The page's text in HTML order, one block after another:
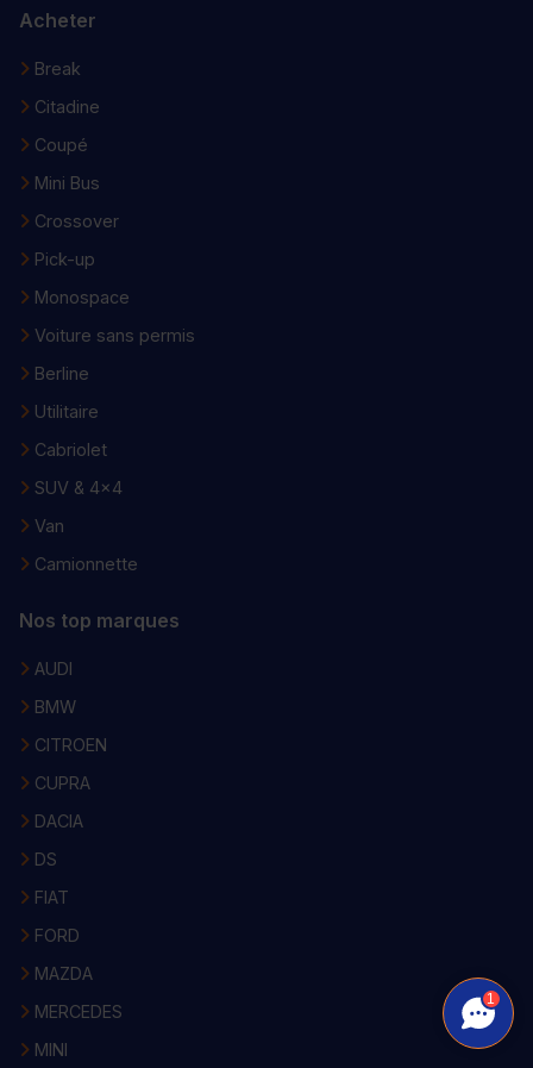
Acheter
Break
Citadine
Coupé
Mini Bus
Crossover
Pick-up
Monospace
Voiture sans permis
Berline
Utilitaire
Cabriolet
SUV & 4x4
Van
Camionnette
Nos top marques
AUDI
BMW
CITROEN
CUPRA
DACIA
DS
FIAT
FORD
MAZDA
MERCEDES
MINI
1